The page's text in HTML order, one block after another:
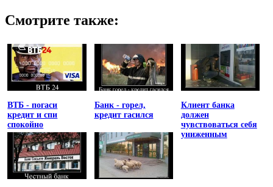
Смотрите также:
ВТБ - погаси
кредит и спи
спокойно
Банк - горел,
кредит гасился
Клиент банка
должен
чувствоваться себя
униженным